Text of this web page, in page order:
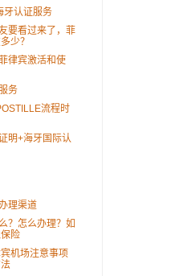
牙认证服务
要看过来了，菲
少？
律宾激活和使
务
流程时
明+海牙国际认
理渠道
？怎么办理？如
险
机场注意事项